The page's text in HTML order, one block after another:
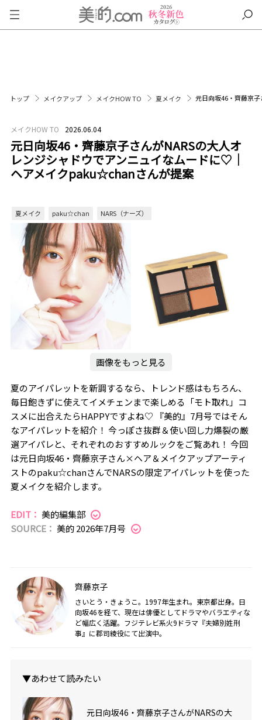
トップ メイクアップ メイクHOW TO 夏メイク 元日向坂46・齊藤京
メイクHOW TO 2026.06.04
元日向坂46・齊藤京子さんがNARSの大人オ
レンジシャドウでアンニュイなムードに♡｜
ヘアメイクpaku☆chanさんが提案
夏メイク paku☆chan NARS（ナーズ）
画像をもっと見る
夏のアイパレットを新調するなら、トレンド感はもちろん、
毎日飽きずに使えてイメチェンまで楽しめる「モト取れ」コ
スメに出合えたらHAPPYですよね♡ 『美的』7月号ではそん
なアイパレットを紹介！ 今っぽさ抜群＆使い回し力爆裂の厳
選アイパレと、それぞれのおすすめルックをご覧あれ！ 今回
は元日向坂46・齊藤京子さん×ヘア＆メイクアップアーティ
ストのpaku☆chanさんでNARSの限定アイパレットを使った
夏メイクを紹介します。
EDIT： 美的編集部
SOURCE： 美的 2026年7月号
齊藤京子
さいとう・きょうこ。1997年生まれ。東京都出身。日
向坂46を経て、現在は俳優としてドラマやバラエティな
ど幅広く活躍。フジテレビ系火9ドラマ『夫婦別姓刑
事』に郡司綾役にて出演中。
▼あわせて読みたい
元日向坂46・齊藤京子さんがNARSの大